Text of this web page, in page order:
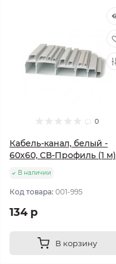
0
Кабель-канал, белый -
60х60, CВ-Профиль (1 м)
В наличии
Код товара: 001-995
134 р
В корзину